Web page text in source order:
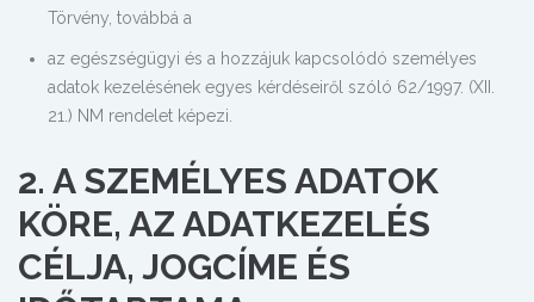
Törvény, továbbá a
az egészségügyi és a hozzájuk kapcsolódó személyes
adatok kezelésének egyes kérdéseiről szóló 62/1997. (XII.
21.) NM rendelet képezi.
2. A SZEMÉLYES ADATOK
KÖRE, AZ ADATKEZELÉS
CÉLJA, JOGCÍME ÉS